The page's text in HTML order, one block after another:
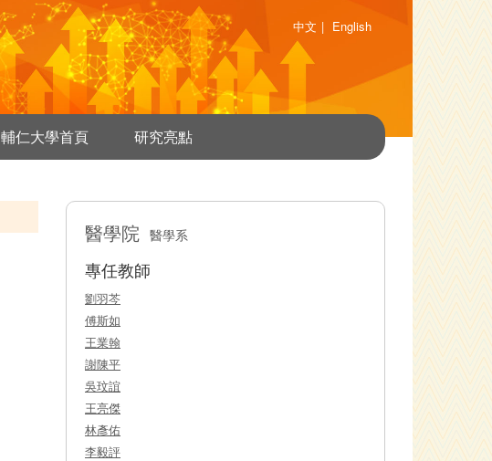
中文 | English
輔仁大學首頁 研究亮點
醫學院 醫學系
專任教師
劉羽芩
傅斯如
王業翰
謝陳平
吳玟誼
王亮傑
林彥佑
李毅評